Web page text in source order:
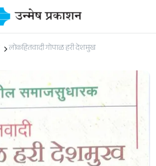
लोकहितवादी गोपाळ हरी देशमुख